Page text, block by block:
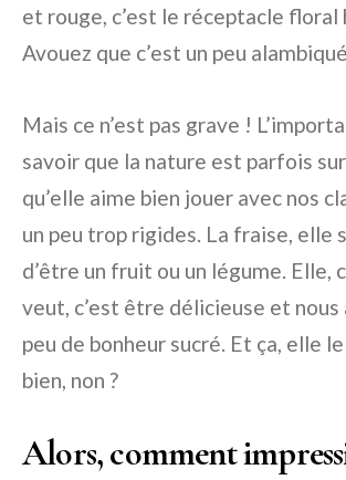
et rouge, c’est le réceptacle floral
Avouez que c’est un peu
Mais ce n’est pas grave !
savoir que la nature est parfois
qu’elle aime bien jouer avec nos
un peu trop rigides. La fraise, elle
d’être un fruit ou un légume. Elle,
veut, c’est être délicieuse et nous
peu de bonheur sucré. Et ça, elle
bien, non ?
Alors, comment